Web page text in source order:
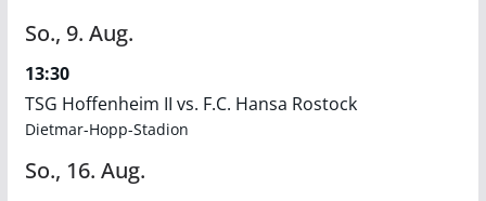
So., 9. Aug.
13:30
TSG Hoffenheim II vs. F.C. Hansa Rostock
Dietmar-Hopp-Stadion
So., 16. Aug.